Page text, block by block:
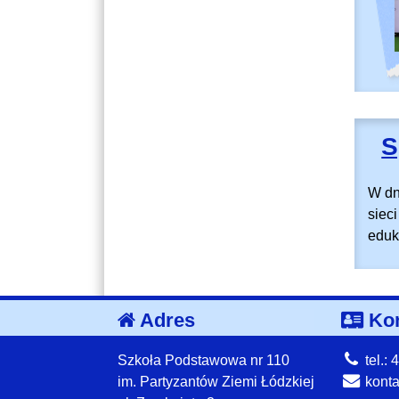
W
Adres
Szkoła Podstawowa nr 110
im. Partyzantów Ziemi Łódzkiej
tel.: